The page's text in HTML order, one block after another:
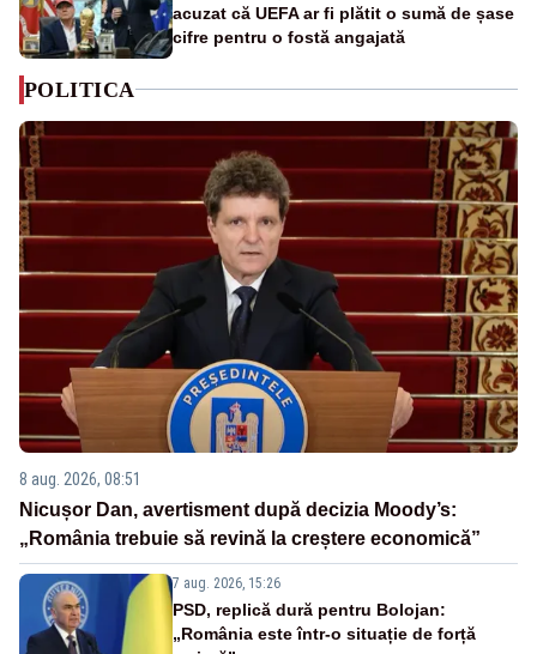
acuzat că UEFA ar fi plătit o sumă de șase
cifre pentru o fostă angajată
POLITICA
8 aug. 2026, 08:51
Nicușor Dan, avertisment după decizia Moody’s:
„România trebuie să revină la creștere economică”
7 aug. 2026, 15:26
PSD, replică dură pentru Bolojan:
„România este într-o situație de forță